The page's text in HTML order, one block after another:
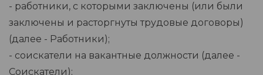
- работники, с которыми заключены (или были
заключены и расторгнуты трудовые договоры)
(далее - Работники);
- соискатели на вакантные должности (далее -
Соискатели);